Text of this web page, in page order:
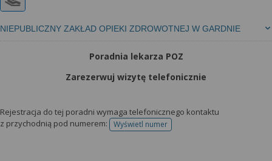
NIEPUBLICZNY ZAKŁAD OPIEKI ZDROWOTNEJ W GARDNIE
Poradnia lekarza POZ
Zarezerwuj wizytę telefonicznie
Rejestracja do tej poradni wymaga telefonicznego kontaktu
z przychodnią pod numerem:
Wyświetl numertelefonu do rejestracji